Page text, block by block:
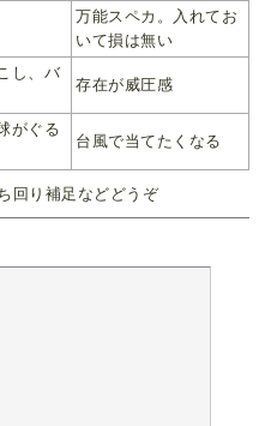
万能スペカ。入れてお
いて損は無い
し、バ
存在が威圧感
がぐる
台風で当てたくなる
回り補足などどうぞ